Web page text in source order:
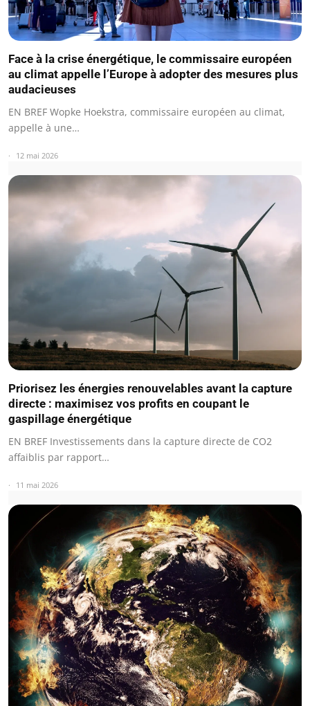
Face à la crise énergétique, le commissaire européen
au climat appelle l’Europe à adopter des mesures plus
audacieuses
EN BREF Wopke Hoekstra, commissaire européen au climat,
appelle à une…
12 mai 2026
Priorisez les énergies renouvelables avant la capture
directe : maximisez vos profits en coupant le
gaspillage énergétique
EN BREF Investissements dans la capture directe de CO2
affaiblis par rapport…
11 mai 2026